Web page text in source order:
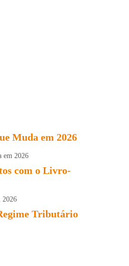
Muda em 2026
com o Livro-
Tributário